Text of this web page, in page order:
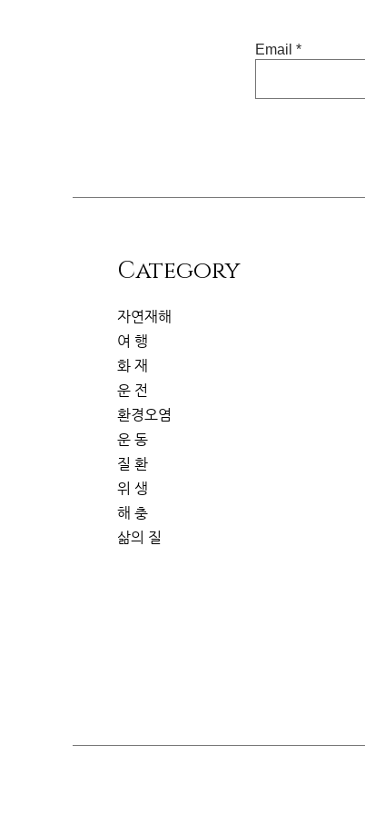
Email
​Category
자연재해
여 행
화 재
운 전
환경오염
운 동
질 환
위 생
해 충
삶의 질